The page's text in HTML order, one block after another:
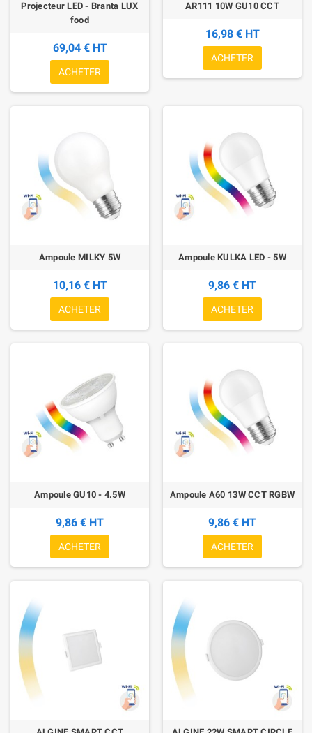
Projecteur LED - Branta LUX
food
69,04 € HT
ACHETER
AR111 10W GU10 CCT
16,98 € HT
ACHETER
Ampoule MILKY 5W
10,16 € HT
ACHETER
Ampoule KULKA LED - 5W
9,86 € HT
ACHETER
Ampoule GU10 - 4.5W
9,86 € HT
ACHETER
Ampoule A60 13W CCT RGBW
9,86 € HT
ACHETER